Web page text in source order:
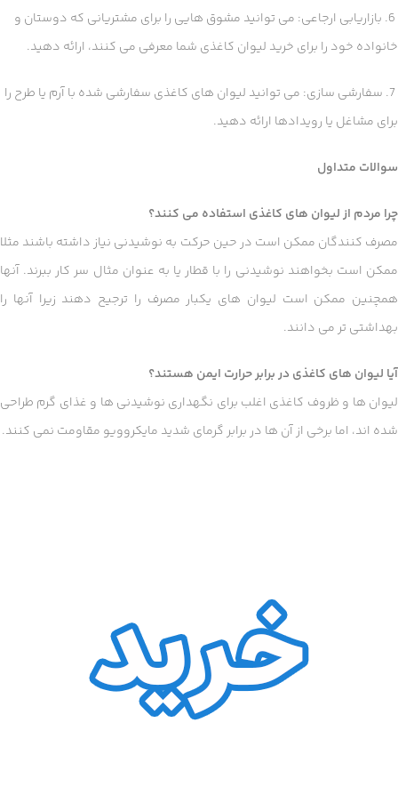
6. بازاریابی ارجاعی: می توانید مشوق هایی را برای مشتریانی که دوستان و
خانواده خود را برای خرید لیوان کاغذی شما معرفی می کنند، ارائه دهید.
7. سفارشی سازی: می توانید لیوان های کاغذی سفارشی شده با آرم یا طرح را
برای مشاغل یا رویدادها ارائه دهید.
سوالات متداول
چرا مردم از لیوان های کاغذی استفاده می کنند؟
مصرف کنندگان ممکن است در حین حرکت به نوشیدنی نیاز داشته باشند مثلا
ممکن است بخواهند نوشیدنی را با قطار یا به عنوان مثال سر کار ببرند. آنها
همچنین ممکن است لیوان های یکبار مصرف را ترجیح دهند زیرا آنها را
بهداشتی تر می دانند.
آیا لیوان های کاغذی در برابر حرارت ایمن هستند؟
لیوان ها و ظروف کاغذی اغلب برای نگهداری نوشیدنی ها و غذای گرم طراحی
شده اند، اما برخی از آن ها در برابر گرمای شدید مایکروویو مقاومت نمی کنند.